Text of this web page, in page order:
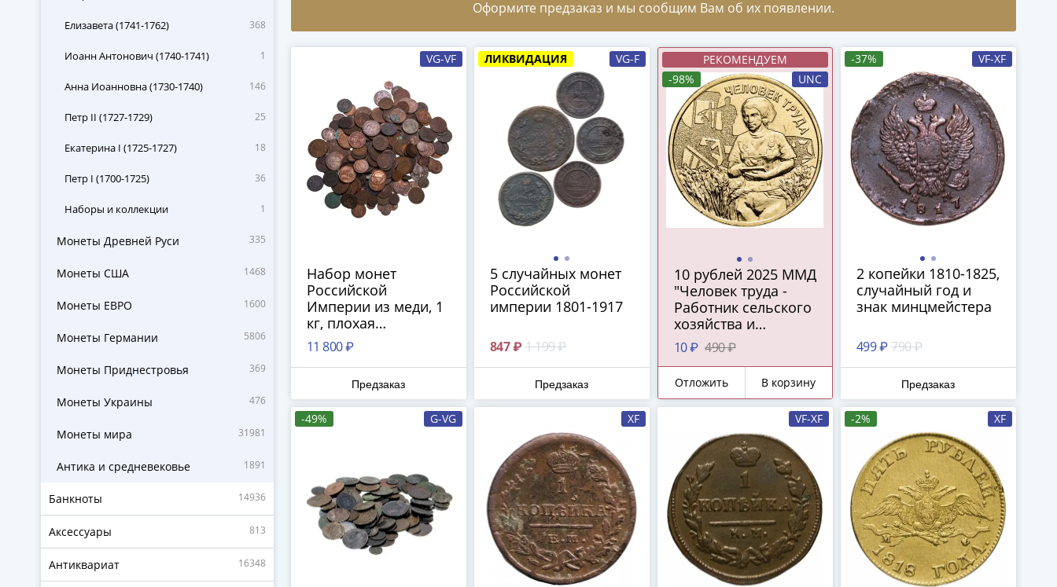
Елизавета (1741-1762) 368
Иоанн Антонович (1740-1741) 1
Анна Иоанновна (1730-1740) 146
Петр II (1727-1729) 25
Екатерина I (1725-1727) 18
Петр I (1700-1725) 36
Наборы и коллекции 1
Монеты Древней Руси 335
Монеты США 1468
Монеты ЕВРО 1600
Монеты Германии 5806
Монеты Приднестровья 369
Монеты Украины 476
Монеты мира 31981
Антика и средневековье 1891
Банкноты 14936
Аксессуары 813
Антиквариат 16348
Оформите предзаказ и мы сообщим Вам об их появлении.
VG-VF
Набор монет
Российской
Империи из меди, 1
кг, плохая
сохранность
11 800 ₽
Предзаказ
ЛИКВИДАЦИЯ VG-F
5 случайных монет
Российской
империи 1801-1917
847 ₽ 1 199 ₽
Предзаказ
РЕКОМЕНДУЕМ
-98%
UNC
10 рублей 2025 ММД
"Человек труда -
Работник сельского
хозяйства и
перерабатывающей
промышленности"
10 ₽ 490 ₽
Отложить В корзину
-37% VF-XF
2 копейки 1810-1825,
случайный год и
знак минцмейстера
499 ₽ 790 ₽
Предзаказ
-49% G-VG XF VF-XF -2% XF